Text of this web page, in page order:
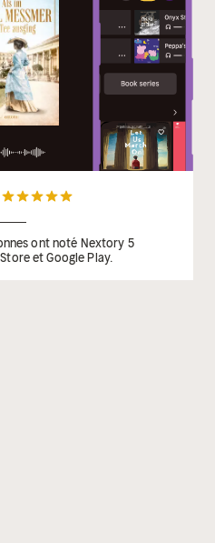
ont noté Nextory 5
et Google Play.